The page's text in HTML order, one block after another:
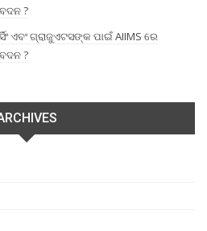
?
ଏବଂ ଗ୍ରାଜୁଏଟସଙ୍କ ପାଇଁ AIIMS ରେ
?